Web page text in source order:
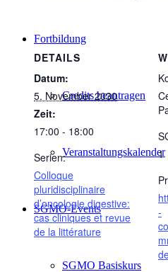
Fortbildung
Credits beantragen
Veranstaltungskalender
SGMO-Events
SGMO Basiskurs
DETAILS
Datum:
5. November 2030
Zeit:
17:00 - 18:00
Serien:
Colloque
pluridisciplinaire
d’oncologie digestive:
cas cliniques et revue
de la littérature
1
-